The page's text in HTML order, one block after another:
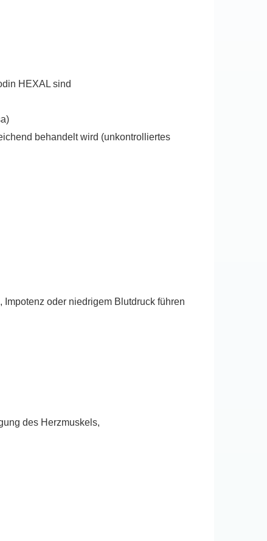
HEXAL sind
behandelt wird (unkontrolliertes
oder niedrigem Blutdruck führen
des Herzmuskels,